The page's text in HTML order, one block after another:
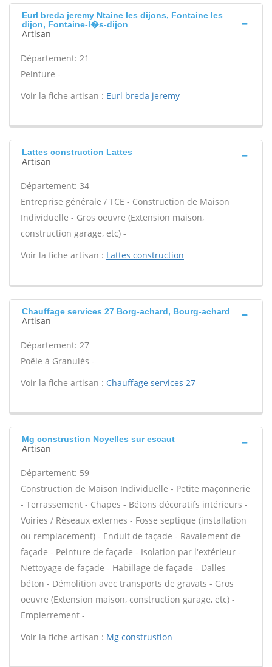
Eurl breda jeremy Ntaine les dijons, Fontaine les
dijon, Fontaine-l�s-dijon
Artisan
Département: 21
Peinture -
Voir la fiche artisan : Eurl breda jeremy
Lattes construction Lattes
Artisan
Département: 34
Entreprise générale / TCE - Construction de Maison
Individuelle - Gros oeuvre (Extension maison,
construction garage, etc) -
Voir la fiche artisan : Lattes construction
Chauffage services 27 Borg-achard, Bourg-achard
Artisan
Département: 27
Poêle à Granulés -
Voir la fiche artisan : Chauffage services 27
Mg construstion Noyelles sur escaut
Artisan
Département: 59
Construction de Maison Individuelle - Petite maçonnerie
- Terrassement - Chapes - Bétons décoratifs intérieurs -
Voiries / Réseaux externes - Fosse septique (installation
ou remplacement) - Enduit de façade - Ravalement de
façade - Peinture de façade - Isolation par l'extérieur -
Nettoyage de façade - Habillage de façade - Dalles
béton - Démolition avec transports de gravats - Gros
oeuvre (Extension maison, construction garage, etc) -
Empierrement -
Voir la fiche artisan : Mg construstion